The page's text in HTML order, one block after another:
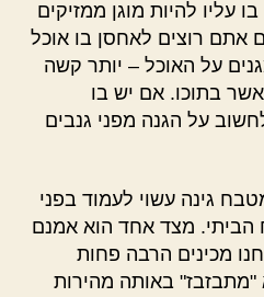
להיות מוגן ממזיקים
אתם רוצים לאחסן בו אוכל
על האוכל – יותר קשה
בתוכו. אם יש בו
על הגנה מפני גנבים
גינה עשוי לעמוד בפני
הביתי. מצד אחד הוא אמנם
מכינים הרבה פחות
"מתבזבז" באותה מהירות